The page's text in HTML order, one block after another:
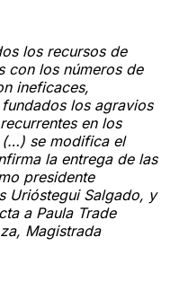
los recursos de
con los números de
ineficaces,
los agravios
en los
se modifica el
la entrega de las
presidente
Urióstegui Salgado, y
a Paula Trade
Magistrada